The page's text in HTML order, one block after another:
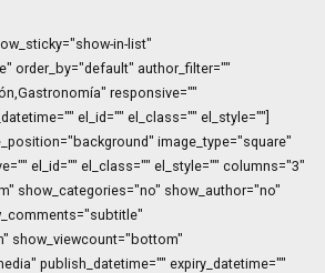
in-list"
order_by="default" author_filter=""
responsive=""
el_id="" el_class="" el_style=""]
image_type="square"
el_id="" el_class="" el_style="" columns="3"
show_categories="no" show_author="no"
show_viewcount="bottom"
publish_datetime="" expiry_datetime=""